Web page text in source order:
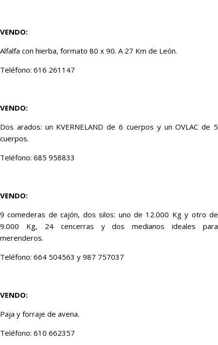
VENDO:
Alfalfa con hierba, formato 80 x 90. A 27 Km de León.
Teléfono: 616 261147
VENDO:
Dos arados: un KVERNELAND de 6 cuerpos y un OVLAC de 5
cuerpos.
Teléfono: 685 958833
VENDO:
9 comederas de cajón, dos silos: uno de 12.000 Kg y otro de
9.000 Kg, 24 cencerras y dos medianos ideales para
merenderos.
Teléfono: 664 504563 y 987 757037
VENDO:
Paja y forraje de avena.
Teléfono: 610 662357